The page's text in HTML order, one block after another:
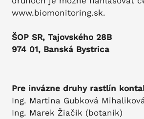
www.biomonitoring.sk.
ŠOP SR, Tajovského 28B
974 01, Banská Bystrica
Pre invázne druhy rastlín
Ing. Martina Gubková
Ing. Marek Žiačik (botanik)